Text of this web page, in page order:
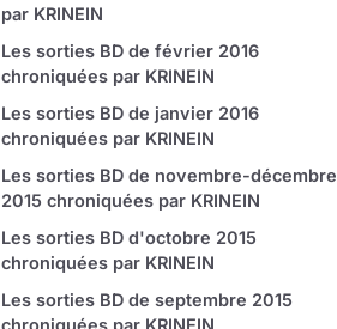
par KRINEIN
Les sorties BD de février 2016
chroniquées par KRINEIN
Les sorties BD de janvier 2016
chroniquées par KRINEIN
Les sorties BD de novembre-décembre
2015 chroniquées par KRINEIN
Les sorties BD d'octobre 2015
chroniquées par KRINEIN
Les sorties BD de septembre 2015
chroniquées par KRINEIN